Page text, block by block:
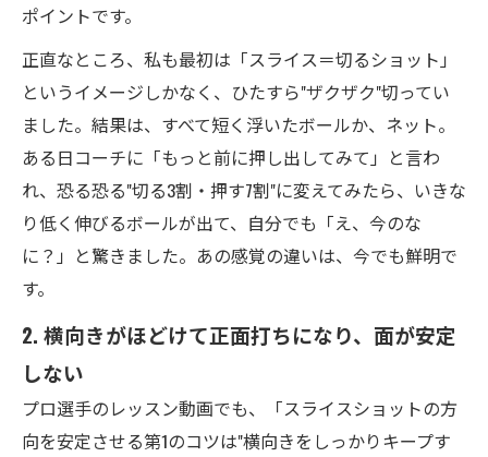
ポイントです。
正直なところ、私も最初は「スライス＝切るショット」
というイメージしかなく、ひたすら"ザクザク"切ってい
ました。結果は、すべて短く浮いたボールか、ネット。
ある日コーチに「もっと前に押し出してみて」と言わ
れ、恐る恐る"切る3割・押す7割"に変えてみたら、いきな
り低く伸びるボールが出て、自分でも「え、今のな
に？」と驚きました。あの感覚の違いは、今でも鮮明で
す。
2. 横向きがほどけて正面打ちになり、面が安定
しない
プロ選手のレッスン動画でも、「スライスショットの方
向を安定させる第1のコツは"横向きをしっかりキープす